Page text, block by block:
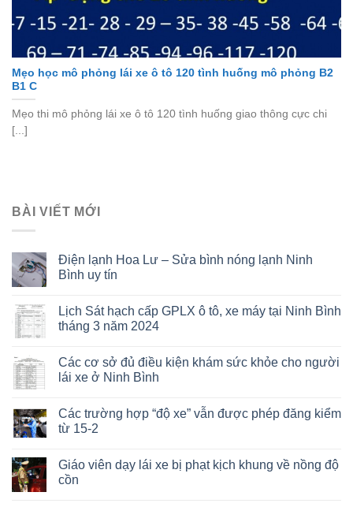
Mẹo học mô phỏng lái xe ô tô 120 tình huống mô phỏng B2
B1 C
Mẹo thi mô phỏng lái xe ô tô 120 tình huống giao thông cực chi
[...]
BÀI VIẾT MỚI
Điện lạnh Hoa Lư – Sửa bình nóng lạnh Ninh
Bình uy tín
Lịch Sát hạch cấp GPLX ô tô, xe máy tại Ninh Bình
tháng 3 năm 2024
Các cơ sở đủ điều kiện khám sức khỏe cho người
lái xe ở Ninh Bình
Các trường hợp “độ xe” vẫn được phép đăng kiểm
từ 15-2
Giáo viên dạy lái xe bị phạt kịch khung về nồng độ
cồn